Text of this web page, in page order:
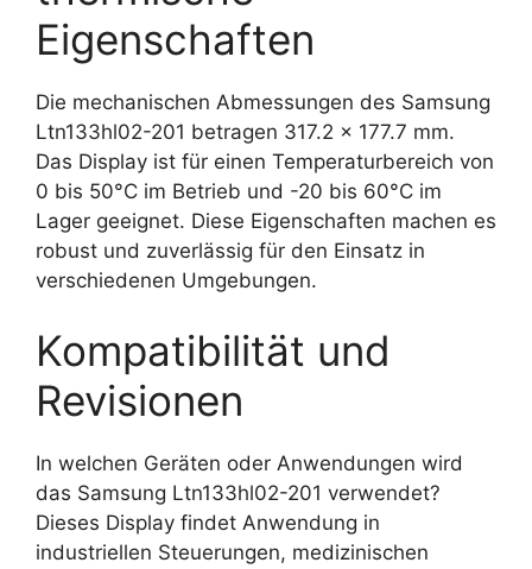
Eigenschaften
Die mechanischen Abmessungen des Samsung
Ltn133hl02-201 betragen 317.2 x 177.7 mm.
Das Display ist für einen Temperaturbereich von
0 bis 50°C im Betrieb und -20 bis 60°C im
Lager geeignet. Diese Eigenschaften machen es
robust und zuverlässig für den Einsatz in
verschiedenen Umgebungen.
Kompatibilität und
Revisionen
In welchen Geräten oder Anwendungen wird
das Samsung Ltn133hl02-201 verwendet?
Dieses Display findet Anwendung in
industriellen Steuerungen, medizinischen